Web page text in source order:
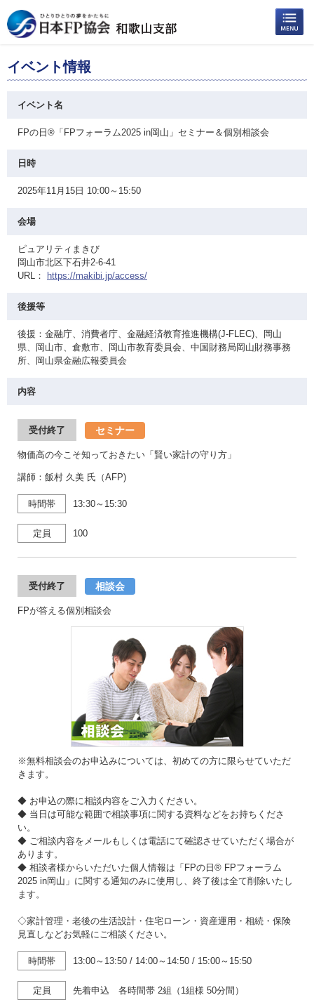
イベント情報
イベント名
FPの日®「FPフォーラム2025 in岡山」セミナー＆個別相談会
日時
2025年11月15日 10:00～15:50
会場
ピュアリティまきび
岡山市北区下石井2-6-41
URL：
https://makibi.jp/access/
後援等
後援：金融庁、消費者庁、金融経済教育推進機構(J-FLEC)、岡山
県、岡山市、倉敷市、岡山市教育委員会、中国財務局岡山財務事務
所、岡山県金融広報委員会
内容
受付終了 セミナー
物価高の今こそ知っておきたい「賢い家計の守り方」
講師：飯村 久美 氏（AFP)
時間帯 13:30～15:30
定員 100
受付終了 相談会
FPが答える個別相談会
※無料相談会のお申込みについては、初めての方に限らせていただ
きます。
◆ お申込の際に相談内容をご入力ください。
◆ 当日は可能な範囲で相談事項に関する資料などをお持ちくださ
い。
◆ ご相談内容をメールもしくは電話にて確認させていただく場合が
あります。
◆ 相談者様からいただいた個人情報は「FPの日® FPフォーラム
2025 in岡山」に関する通知のみに使用し、終了後は全て削除いたし
ます。
◇家計管理・老後の生活設計・住宅ローン・資産運用・相続・保険
見直しなどお気軽にご相談ください。
時間帯 13:00～13:50 / 14:00～14:50 / 15:00～15:50
定員 先着申込 各時間帯 2組（1組様 50分間）